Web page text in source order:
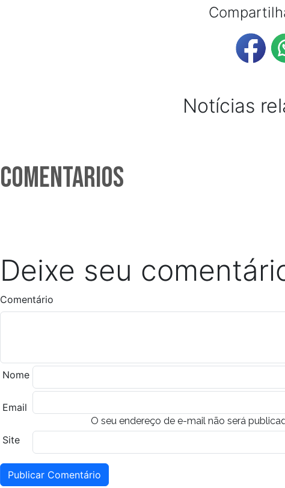
Notícias
Comentarios
Deixe seu
Comentário
Nome
Email
O seu endereço de e-mail não será
Site
Publicar Comentário